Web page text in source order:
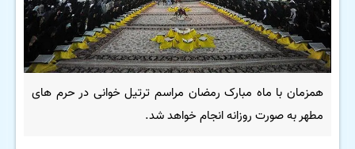
همزمان با ماه مبارک رمضان مراسم ترتیل خوانی در حرم های
مطهر به صورت روزانه انجام خواهد شد.